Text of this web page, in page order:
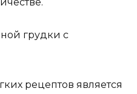
грудки с
рецептов является